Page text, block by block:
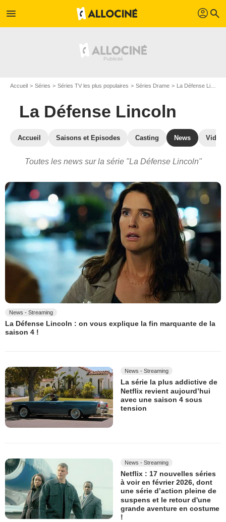
menu profil search
Accueil Séries Séries TV les plus populaires Séries Drame La Défense Lincoln
La Défense Lincoln
Accueil Saisons et Episodes Casting News
Toutes les news sur la série "La Défense Lincoln"
News - Streaming
La Défense Lincoln : on vous explique la fin marquante de la
saison 4 !
News - Streaming
La série la plus addictive de
Netflix revient aujourd’hui
avec une saison 4 sous
tension
News - Streaming
Netflix : 17 nouvelles séries
à voir en février 2026, dont
une série d’action pleine de
suspens et le retour d'une
grande aventure en costume
!